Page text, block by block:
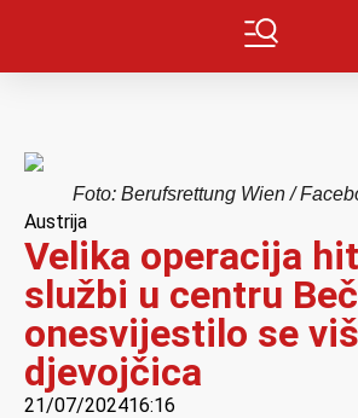
Foto: Berufsrettung Wien /
Austrija
Velika operacija
službi u centru
onesvijestilo se
djevojčica
21/07/202416:16